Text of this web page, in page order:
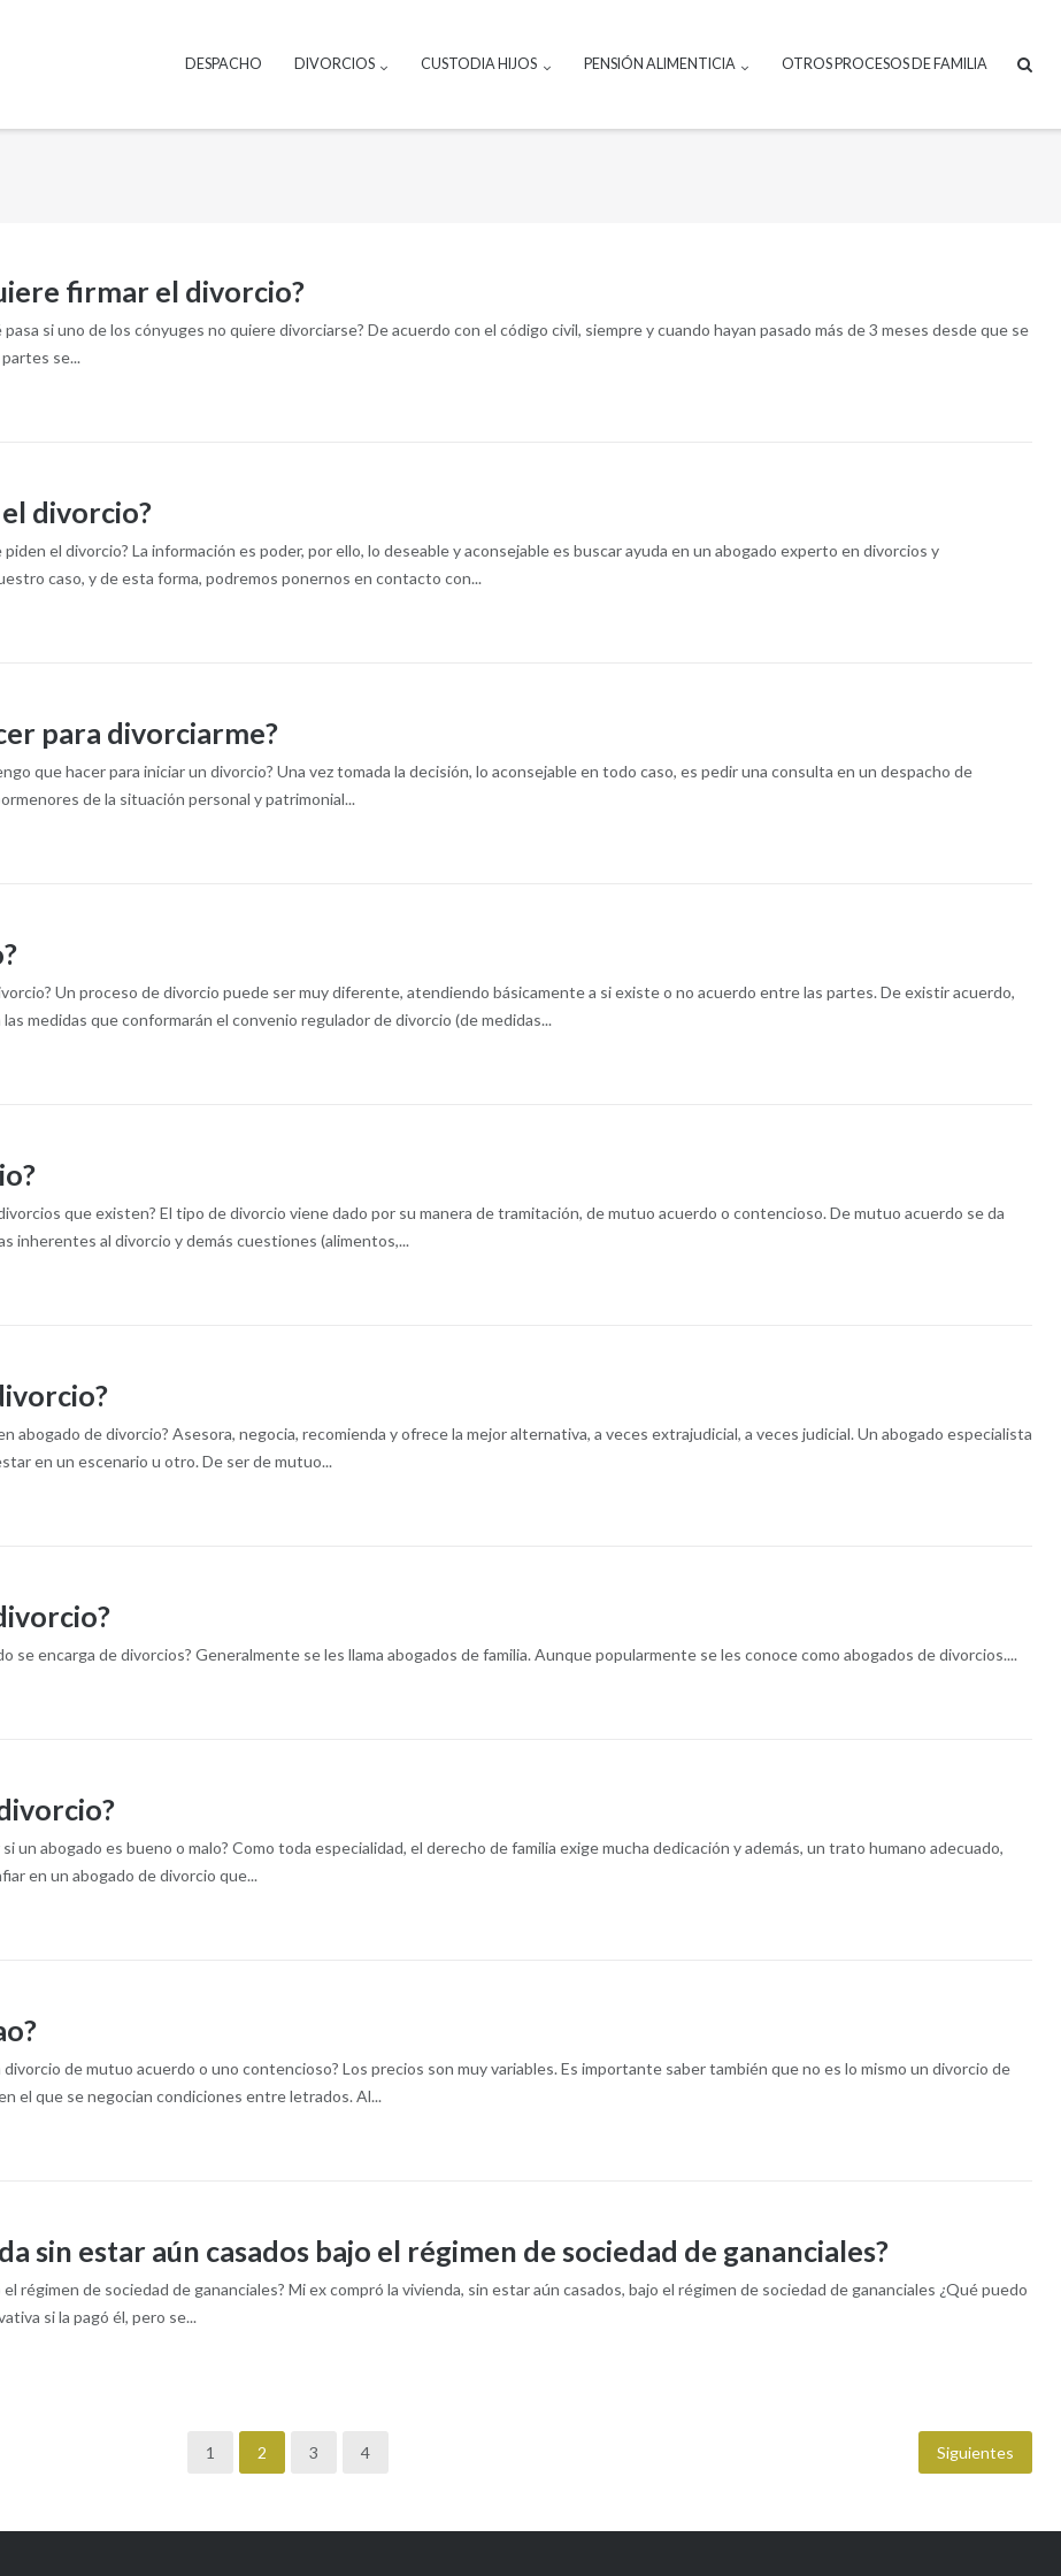
DESPACHO DIVORCIOS CUSTODIA HIJOS PENSIÓN ALIMENTICIA OTROS PROCESOS DE FAMILIA
firmar el divorcio?
si uno de los cónyuges no quiere divorciarse? De acuerdo con el código civil, siempre y cuando hayan pasado más de 3 meses desde que se
se...
divorcio?
el divorcio? La información es poder, por ello, lo deseable y aconsejable es buscar ayuda en un abogado experto en divorcios y
caso, y de esta forma, podremos ponernos en contacto con...
para divorciarme?
que hacer para iniciar un divorcio? Una vez tomada la decisión, lo aconsejable en todo caso, es pedir una consulta en un despacho de
de la situación personal y patrimonial...
Un proceso de divorcio puede ser muy diferente, atendiendo básicamente a si existe o no acuerdo entre las partes. De existir acuerdo,
medidas que conformarán el convenio regulador de divorcio (de medidas...
que existen? El tipo de divorcio viene dado por su manera de tramitación, de mutuo acuerdo o contencioso. De mutuo acuerdo se da
inherentes al divorcio y demás cuestiones (alimentos,...
abogado de divorcio? Asesora, negocia, recomienda y ofrece la mejor alternativa, a veces extrajudicial, a veces judicial. Un abogado especialista
en un escenario u otro. De ser de mutuo...
se encarga de divorcios? Generalmente se les llama abogados de familia. Aunque popularmente se les conoce como abogados de divorcios....
un abogado es bueno o malo? Como toda especialidad, el derecho de familia exige mucha dedicación y además, un trato humano adecuado,
en un abogado de divorcio que...
de mutuo acuerdo o uno contencioso? Los precios son muy variables. Es importante saber también que no es lo mismo un divorcio de
el que se negocian condiciones entre letrados. Al...
sin estar aún casados bajo el régimen de sociedad de gananciales?
régimen de sociedad de gananciales? Mi ex compró la vivienda, sin estar aún casados, bajo el régimen de sociedad de gananciales ¿Qué puedo
si la pagó él, pero se...
1 2 3 4 Siguientes